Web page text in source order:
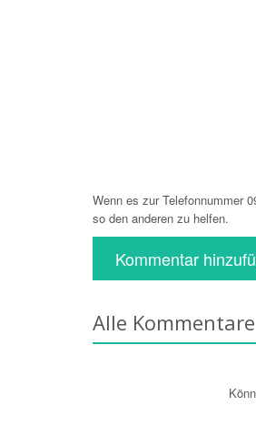
Wenn es zur Telefonnummer
so den anderen zu helfen.
Kommentar
Alle